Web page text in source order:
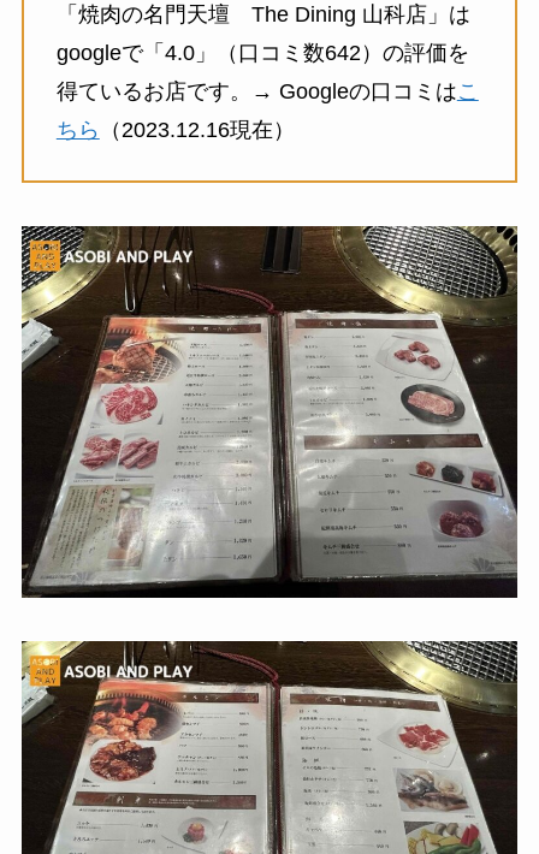
「焼肉の名門天壇 The Dining 山科店」は
googleで「4.0」（口コミ数642）の評価を
得ているお店です。→ Googleの口コミはこ
ちら
（2023.12.16現在）